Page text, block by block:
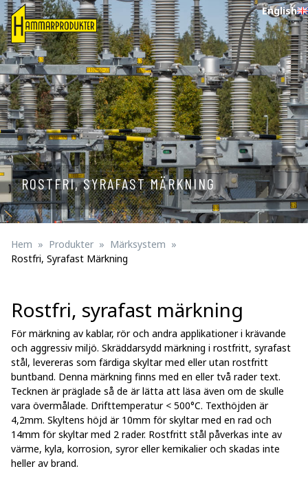
English
ROSTFRI, SYRAFAST MÄRKNING
Hem Produkter
Märksystem
Rostfri, Syrafast Märkning
Rostfri, syrafast märkning
För märkning av kablar, rör och andra applikationer i krävande
och aggressiv miljö. Skräddarsydd märkning i rostfritt, syrafast
stål, levereras som färdiga skyltar med eller utan rostfritt
buntband. Denna märkning finns med en eller två rader text.
Tecknen är präglade så de är lätta att läsa även om de skulle
vara övermålade. Drifttemperatur < 500°C. Texthöjden är
4,2mm. Skyltens höjd är 10mm för skyltar med en rad och
14mm för skyltar med 2 rader. Rostfritt stål påverkas inte av
värme, kyla, korrosion, syror eller kemikalier och skadas inte
heller av brand.